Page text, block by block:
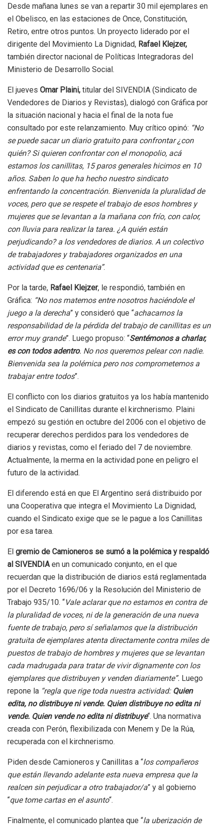
Desde mañana lunes se van a repartir 30 mil ejemplares en
el Obelisco, en las estaciones de Once, Constitución,
Retiro, entre otros puntos. Un proyecto liderado por el
dirigente del Movimiento La Dignidad, Rafael Klejzer,
también director nacional de Políticas Integradoras del
Ministerio de Desarrollo Social.
El jueves Omar Plaini, titular del SIVENDIA (Sindicato de
Vendedores de Diarios y Revistas), dialogó con Gráfica por
la situación nacional y hacia el final de la nota fue
consultado por este relanzamiento. Muy crítico opinó: “No
se puede sacar un diario gratuito para confrontar ¿con
quién? Si quieren confrontar con el monopolio, acá
estamos los canillitas, 15 paros generales hicimos en 10
años. Saben lo que ha hecho nuestro sindicato
enfrentando la concentración. Bienvenida la pluralidad de
voces, pero que se respete el trabajo de esos hombres y
mujeres que se levantan a la mañana con frío, con calor,
con lluvia para realizar la tarea. ¿A quién están
perjudicando? a los vendedores de diarios. A un colectivo
de trabajadores y trabajadores organizados en una
actividad que es centenaria”.
Por la tarde, Rafael Klejzer, le respondió, también en
Gráfica: “No nos matemos entre nosotros haciéndole el
juego a la derecha” y consideró que “achacarnos la
responsabilidad de la pérdida del trabajo de canillitas es un
error muy grande”. Luego propuso: “Sentémonos a charlar,
es con todos adentro. No nos queremos pelear con nadie.
Bienvenida sea la polémica pero nos comprometemos a
trabajar entre todos”.
El conflicto con los diarios gratuitos ya los había mantenido
el Sindicato de Canillitas durante el kirchnerismo. Plaini
empezó su gestión en octubre del 2006 con el objetivo de
recuperar derechos perdidos para los vendedores de
diarios y revistas, como el feriado del 7 de noviembre.
Actualmente, la merma en la actividad pone en peligro el
futuro de la actividad.
El diferendo está en que El Argentino será distribuido por
una Cooperativa que integra el Movimiento La Dignidad,
cuando el Sindicato exige que se le pague a los Canillitas
por esa tarea.
El gremio de Camioneros se sumó a la polémica y respaldó
al SIVENDIAen un comunicado conjunto, en el que
recuerdan que la distribución de diarios está reglamentada
por el Decreto 1696/06 y la Resolución del Ministerio de
Trabajo 935/10. “Vale aclarar que no estamos en contra de
la pluralidad de voces, ni de la generación de una nueva
fuente de trabajo, pero sí señalamos que la distribución
gratuita de ejemplares atenta directamente contra miles de
puestos de trabajo de hombres y mujeres que se levantan
cada madrugada para tratar de vivir dignamente con los
ejemplares que distribuyen y venden diariamente”. Luego
repone la “regla que rige toda nuestra actividad: Quien
edita, no distribuye ni vende. Quien distribuye no edita ni
vende. Quien vende no edita ni distribuye“. Una normativa
creada con Perón, flexibilizada con Menem y De la Rúa,
recuperada con el kirchnerismo.
Piden desde Camioneros y Canillitas a “los compañeros
que están llevando adelante esta nueva empresa que la
realcen sin perjudicar a otro trabajador/a” y al gobierno
“que tome cartas en el asunto“.
Finalmente, el comunicado plantea que “la uberización de